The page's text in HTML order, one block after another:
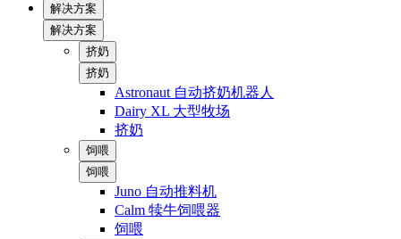
解决方案
解决方案
挤奶
挤奶
Astronaut 自动挤奶机器人
Dairy XL 大型牧场
挤奶
饲喂
饲喂
Juno 自动推料机
Calm 犊牛饲喂器
饲喂